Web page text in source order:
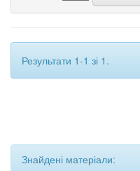
Результати 1-1 зі 1.
Знайдені матеріали: